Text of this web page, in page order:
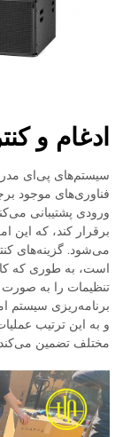
ادغام و
سیستم‌های پی‌ای
فناوری‌های موجود
ورودی پشتیبانی
برقرار کند، که این
می‌شود. گزینه‌های
است، به طوری که
تنظیمات را به صورت
برنامه‌ریزی سیستم
و به این ترتیب
مختلف تضمین